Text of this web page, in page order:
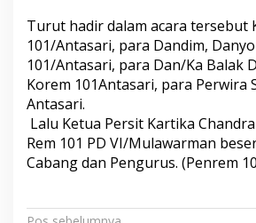
Turut hadir dalam acara tersebut
101/Antasari, para Dandim,
101/Antasari, para Dan/Ka Balak
Korem 101Antasari, para Perwira
Antasari.
Lalu Ketua Persit Kartika
Rem 101 PD VI/Mulawarman
Cabang dan Pengurus. (Penrem